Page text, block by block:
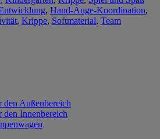
, Hand-Auge-Koordination,
, Krippe, Softmaterial, Team
den Außenbereich
den Innenbereich